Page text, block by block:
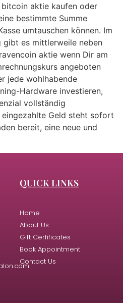
aktie kaufen oder
bestimmte Summe
umtauschen können. Im
gibt es mittlerweile neben
aktie wenn Dir am
angeboten
jede wohlhabende
Hardware investieren,
vollständig
Geld steht sofort
bereit, eine neue und
QUICK LINKS
Home
About Us
Gift Cerfificates
Book Appointment
Contact Us